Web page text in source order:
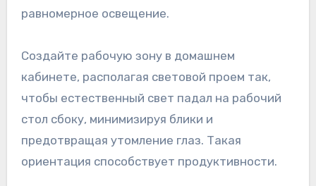
равномерное освещение.
Создайте рабочую зону в домашнем
кабинете, располагая световой проем так,
чтобы естественный свет падал на рабочий
стол сбоку, минимизируя блики и
предотвращая утомление глаз. Такая
ориентация способствует продуктивности.